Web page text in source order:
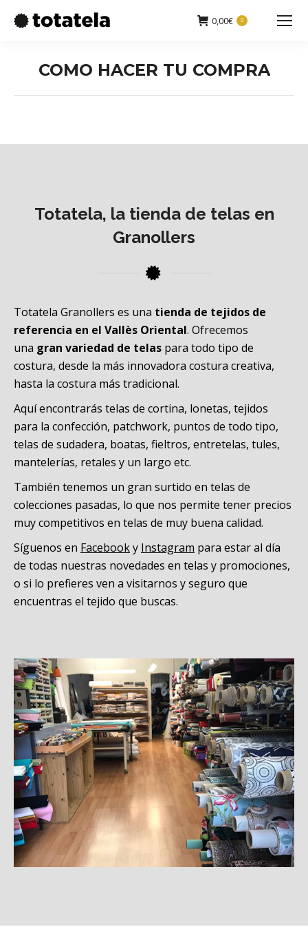
0,00€ 0
Buscar:
COMO HACER TU COMPRA
Totatela, la tienda de telas en
Granollers
Totatela Granollers es una tienda de tejidos de
referencia en el Vallès Oriental. Ofrecemos
una gran variedad de telas para todo tipo de
costura, desde la más innovadora costura creativa,
hasta la costura más tradicional.
Aquí encontrarás telas de cortina, lonetas, tejidos
para la confección, patchwork, puntos de todo tipo,
telas de sudadera, boatas, fieltros, entretelas, tules,
mantelerías, retales y un largo etc.
También tenemos un gran surtido en telas de
colecciones pasadas, lo que nos permite tener precios
muy competitivos en telas de muy buena calidad.
Síguenos en Facebooky Instagram para estar al día
de todas nuestras novedades en telas y promociones,
o si lo prefieres ven a visitarnos y seguro que
encuentras el tejido que buscas.